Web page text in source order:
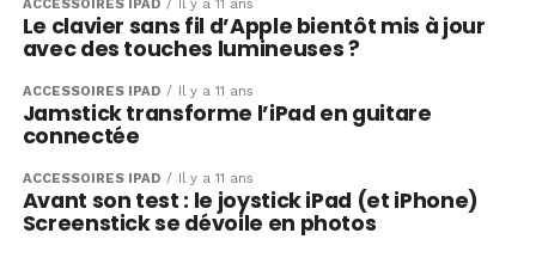
ACCESSOIRES IPAD Il y a 11 ans
Le clavier sans fil d’Apple bientôt mis à jour
avec des touches lumineuses ?
ACCESSOIRES IPAD Il y a 11 ans
Jamstick transforme l’iPad en guitare
connectée
ACCESSOIRES IPAD Il y a 11 ans
Avant son test : le joystick iPad (et iPhone)
Screenstick se dévoile en photos